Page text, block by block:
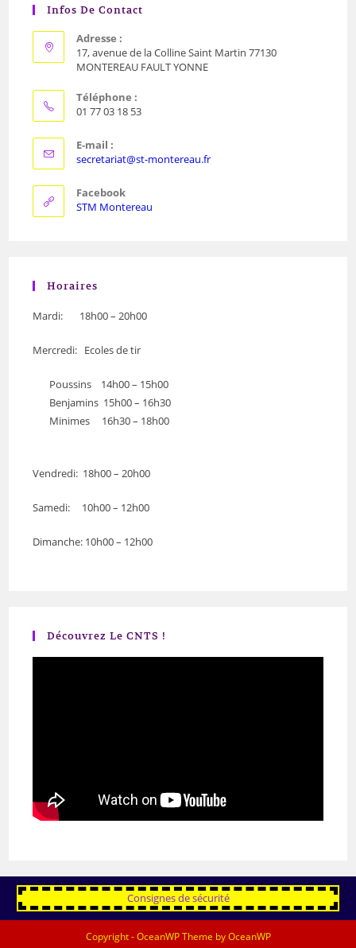
Infos De Contact
Adresse :
17, avenue de la Colline Saint Martin 77130
MONTEREAU FAULT YONNE
Téléphone :
01 77 03 18 53
E-mail :
secretariat@st-montereau.fr
Facebook
STM Montereau
Horaires
Mardi: 18h00 – 20h00
Mercredi: Ecoles de tir
Poussins 14h00 – 15h00
Benjamins 15h00 – 16h30
Minimes 16h30 – 18h00
Vendredi: 18h00 – 20h00
Samedi: 10h00 – 12h00
Dimanche: 10h00 – 12h00
Découvrez Le CNTS !
Consignes de sécurité
Copyright - OceanWP Theme by OceanWP